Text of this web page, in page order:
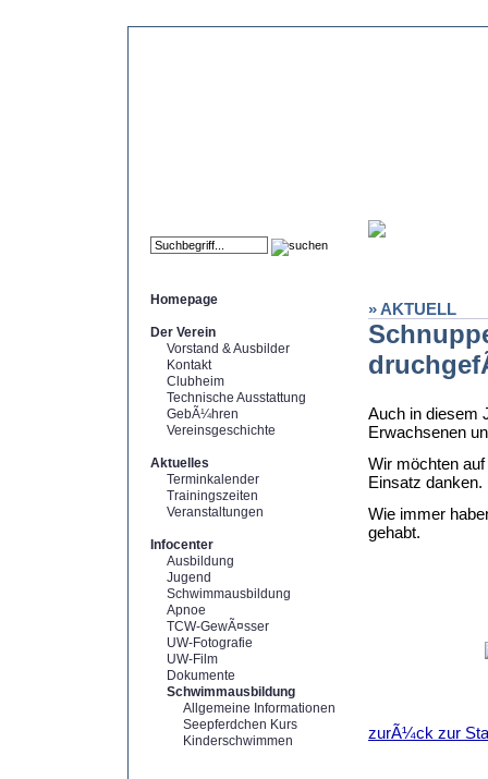
Homepage
Der Verein
Vorstand & Ausbilder
Kontakt
Clubheim
Technische Ausstattung
GebÃ¼hren
Vereinsgeschichte
Aktuelles
Terminkalender
Trainingszeiten
Veranstaltungen
Infocenter
Ausbildung
Jugend
Schwimmausbildung
Apnoe
TCW-GewÃ¤sser
UW-Fotografie
UW-Film
Dokumente
Schwimmausbildung
Allgemeine Informationen
Seepferdchen Kurs
Kinderschwimmen
» AKTUELL
Auch in diesem
Erwachsenen
Wir möchten
Einsatz danken.
Wie immer
gehabt.
zurÃ¼ck zur